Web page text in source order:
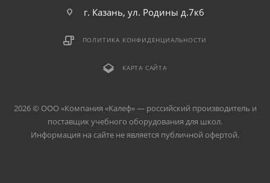
г. Казань, ул. Родины д.7к6
ПОЛИТИКА КОНФИДЕНЦИАЛЬНОСТИ
КАРТА САЙТА
2026 © ООО «Компания «Kалеф» — российский производитель и
поставщик учебного оборудования для школ.
Информация на сайте не является публичной офертой.